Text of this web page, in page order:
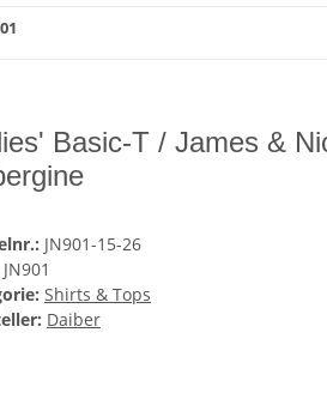
Basic-T / James &
JN901-15-26
JN901
Shirts & Tops
Daiber